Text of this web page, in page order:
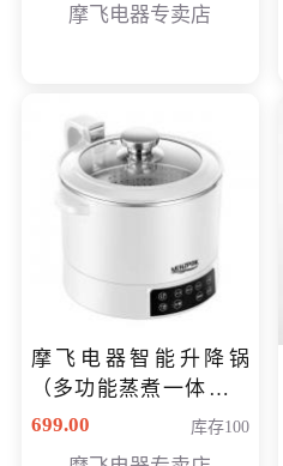
摩飞电器专卖店
摩飞电器智能升降锅
（多功能蒸煮一体锅）
（智能升降养生锅） 会
699.00 库存100